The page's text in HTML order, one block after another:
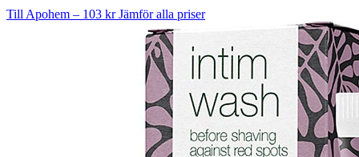
Till Apohem – 103 krJämför alla priser